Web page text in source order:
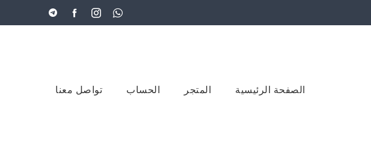
الصفحة الرئيسية المتجر الحساب تواصل معنا